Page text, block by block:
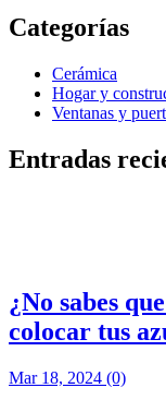
Categorías
Cerámica
Hogar y
Ventanas y
Entradas
¿No sabes
colocar tus
Mar 18, 2024 (0)